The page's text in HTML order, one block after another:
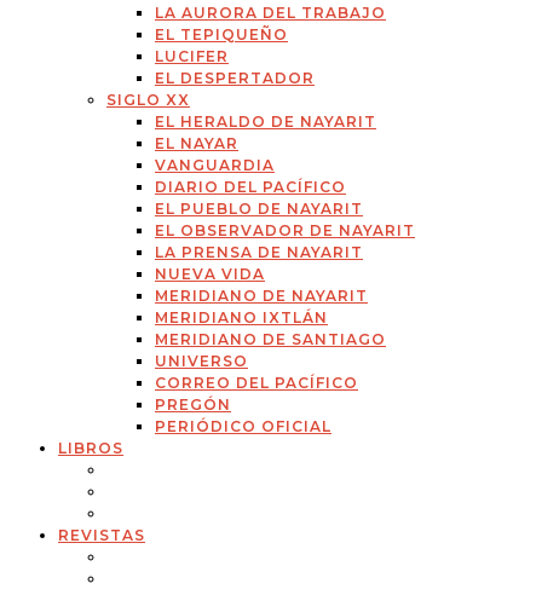
LA AURORA DEL TRABAJO
EL TEPIQUEÑO
LUCIFER
EL DESPERTADOR
SIGLO XX
EL HERALDO DE NAYARIT
EL NAYAR
VANGUARDIA
DIARIO DEL PACÍFICO
EL PUEBLO DE NAYARIT
EL OBSERVADOR DE NAYARIT
LA PRENSA DE NAYARIT
NUEVA VIDA
MERIDIANO DE NAYARIT
MERIDIANO IXTLÁN
MERIDIANO DE SANTIAGO
UNIVERSO
CORREO DEL PACÍFICO
PREGÓN
PERIÓDICO OFICIAL
LIBROS
REVISTAS